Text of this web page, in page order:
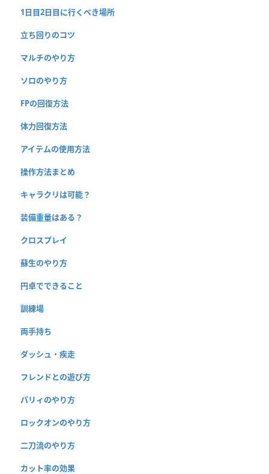
1日目2日目に行くべき場所
立ち回りのコツ
マルチのやり方
ソロのやり方
FPの回復方法
体力回復方法
アイテムの使用方法
操作方法まとめ
キャラクリは可能？
装備重量はある？
クロスプレイ
蘇生のやり方
円卓でできること
訓練場
両手持ち
ダッシュ・疾走
フレンドとの遊び方
パリィのやり方
ロックオンのやり方
二刀流のやり方
カット率の効果